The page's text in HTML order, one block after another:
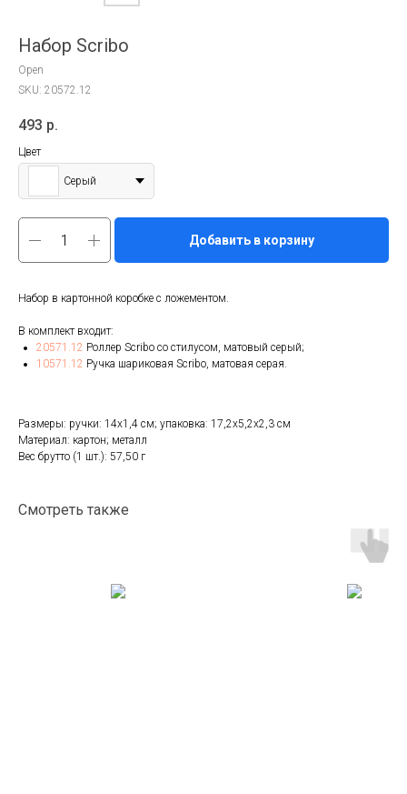
Набор Scribo
Open
SKU: 20572.12
493 р.
Цвет
Серый
Добавить в корзину
Набор в картонной коробке с ложементом.
В комплект входит:
20571.12 Роллер Scribo со стилусом, матовый серый;
10571.12 Ручка шариковая Scribo, матовая серая.
Размеры: ручки: 14х1,4 см; упаковка: 17,2х5,2х2,3 см
Материал: картон; металл
Вес брутто (1 шт.): 57,50 г
Смотреть также